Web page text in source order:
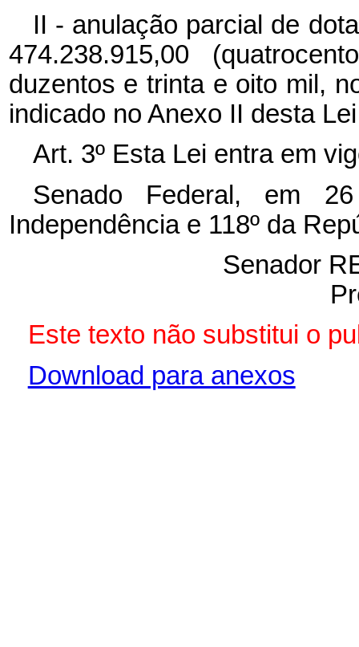
II - anulação parcial de
474.238.915,00
duzentos e trinta e oito mil,
indicado no Anexo II desta
Art. 3º Esta Lei entra em
Senado Federal, em
Independência e 118º da
Senador
Este texto não substitui o
Download para anexos